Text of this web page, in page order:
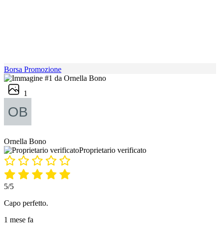
Borsa Promozione
1
Ornella Bono
Proprietario verificato
5/5
Capo perfetto.
1 mese fa